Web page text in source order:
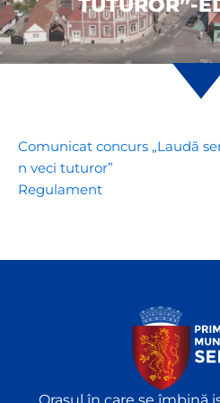
TUTUROR”-
Comunicat concurs „Laudă
n veci tuturor”
Regulament